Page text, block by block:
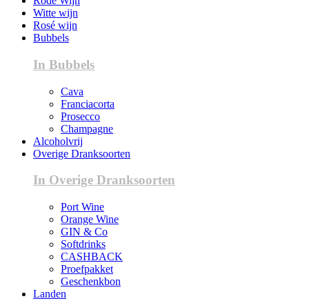
Witte wijn
Rosé wijn
Bubbels
In Bubbels
Cava
Franciacorta
Prosecco
Champagne
Alcoholvrij
Overige Dranksoorten
In Overige Dranksoorten
Port Wine
Orange Wine
GIN & Co
Softdrinks
CASHBACK
Proefpakket
Geschenkbon
Landen